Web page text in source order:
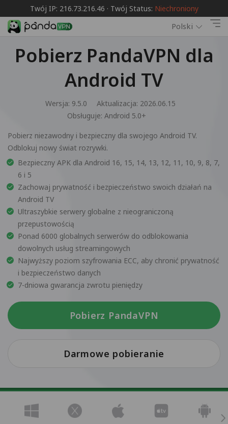
Twój IP: 216.73.216.46 · Twój Status: Niechroniony
Polski
Pobierz PandaVPN dla
Android TV
Wersja: 9.5.0
Aktualizacja: 2026.06.15
Obsługuje: Android 5.0+
Pobierz niezawodny i bezpieczny dla swojego Android TV.
Odblokuj nowy świat rozrywki.
Bezpieczny APK dla Android 16, 15, 14, 13, 12, 11, 10, 9, 8, 7,
6 i 5
Zachowaj prywatność i bezpieczeństwo swoich działań na
Android TV
Ultraszybkie serwery globalne z nieograniczoną
przepustowością
Ponad 6000 globalnych serwerów do odblokowania
dowolnych usług streamingowych
Najwyższy poziom szyfrowania ECC, aby chronić prywatność
i bezpieczeństwo danych
7-dniowa gwarancja zwrotu pieniędzy
Pobierz PandaVPN
Darmowe pobieranie